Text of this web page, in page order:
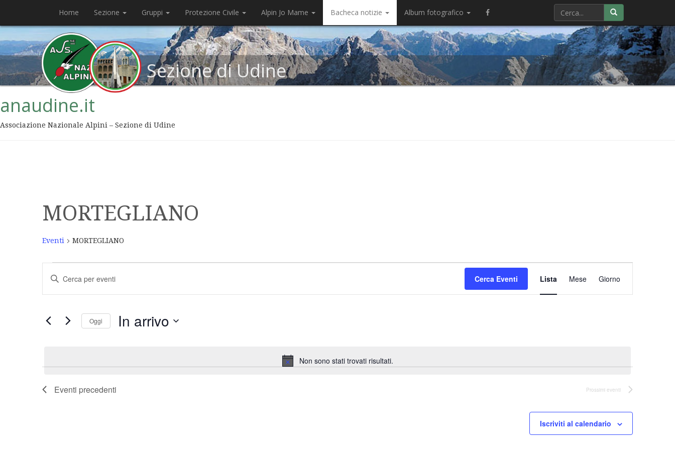
Home Sezione Gruppi Protezione Civile Alpin Jo Mame Bacheca notizie Album fotografico
Sezione di Udine
anaudine.it
Associazione Nazionale Alpini – Sezione di Udine
MORTEGLIANO
Eventi MORTEGLIANO
Notice
Non sono stati trovati risultati.
Eventi
Ricerca
viste
Inserisci
Parola
Chiave.
per
Cerca Eventi
Evento
Viste
Navigazione
Lista Mese Giorno
Oggi In arrivo
Eventi precedenti Prossimi eventi
Iscriviti al calendario